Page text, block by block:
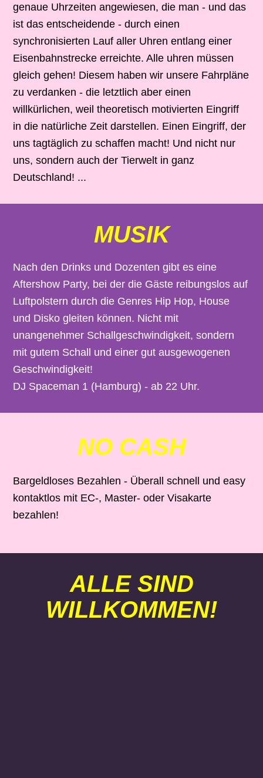
genaue Uhrzeiten angewiesen, die man - und das
ist das entscheidende - durch einen
synchronisierten Lauf aller Uhren entlang einer
Eisenbahnstrecke erreichte. Alle uhren müssen
gleich gehen! Diesem haben wir unsere Fahrpläne
zu verdanken - die letztlich aber einen
willkürlichen, weil theoretisch motivierten Eingriff
in die natürliche Zeit darstellen. Einen Eingriff, der
uns tagtäglich zu schaffen macht! Und nicht nur
uns, sondern auch der Tierwelt in ganz
Deutschland! ...
MUSIK
Nach den Drinks und Dozenten gibt es eine
Aftershow Party, bei der die Gäste reibungslos auf
Luftpolstern durch die Genres Hip Hop, House
und Disko gleiten können. Nicht mit
unangenehmer Schallgeschwindigkeit, sondern
mit gutem Schall und einer gut ausgewogenen
Geschwindigkeit!
DJ Spaceman 1 (Hamburg) - ab 22 Uhr.
NO CASH
Bargeldloses Bezahlen - Überall schnell und easy
kontaktlos mit EC-, Master- oder Visakarte
bezahlen!
ALLE SIND
WILLKOMMEN!